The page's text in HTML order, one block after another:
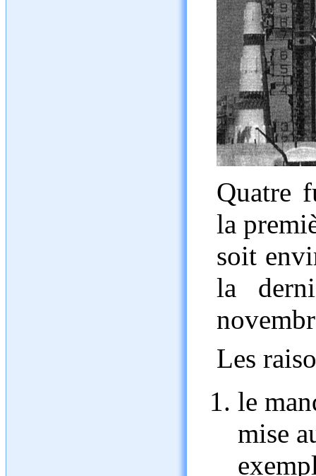
Quatre
la
soit
la
Les
le
mise